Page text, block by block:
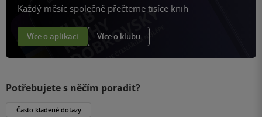
Každý měsíc společně přečteme tisíce knih
Více o aplikaci Více o klubu
Potřebujete s něčím poradit?
Často kladené dotazy